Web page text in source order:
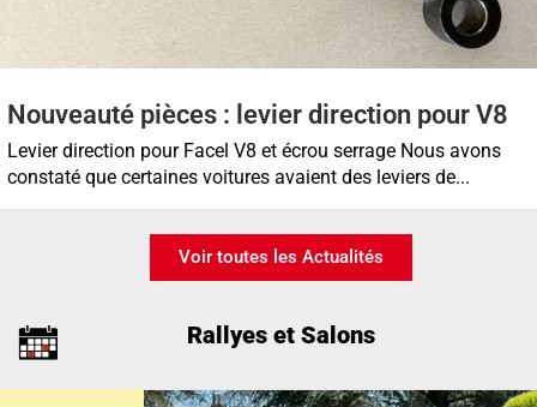
Nouveauté pièces : levier direction pour V8
Levier direction pour Facel V8 et écrou serrage Nous avons
constaté que certaines voitures avaient des leviers de...
Voir toutes les Actualités
Rallyes et Salons